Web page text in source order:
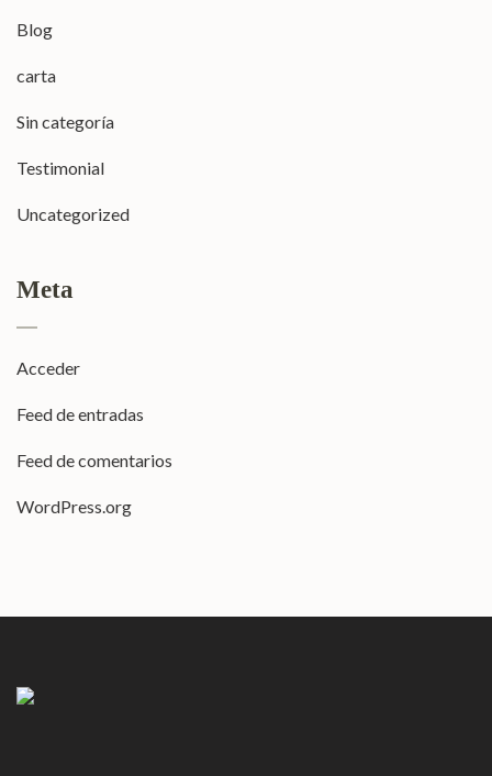
Blog
carta
Sin categoría
Testimonial
Uncategorized
Meta
Acceder
Feed de entradas
Feed de comentarios
WordPress.org